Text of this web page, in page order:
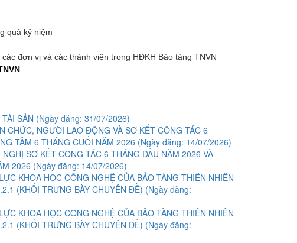
quà kỷ niệm
đơn vị và các thành viên trong HĐKH Bảo tàng TNVN
SẢN (Ngày đăng: 31/07/2026)
CHỨC, NGƯỜI LAO ĐỘNG VÀ SƠ KẾT CÔNG TÁC 6
TÂM 6 THÁNG CUỐI NĂM 2026 (Ngày đăng: 14/07/2026)
SƠ KẾT CÔNG TÁC 6 THÁNG ĐẦU NĂM 2026 VÀ
2026 (Ngày đăng: 14/07/2026)
KHOA HỌC CÔNG NGHỆ CỦA BẢO TÀNG THIÊN NHIÊN
(KHỐI TRƯNG BÀY CHUYÊN ĐỀ) (Ngày đăng:
KHOA HỌC CÔNG NGHỆ CỦA BẢO TÀNG THIÊN NHIÊN
(KHỐI TRƯNG BÀY CHUYÊN ĐỀ) (Ngày đăng: